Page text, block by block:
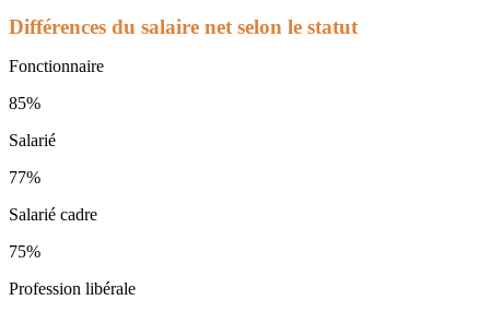
Différences du salaire net selon le statut
Fonctionnaire
85%
Salarié
77%
Salarié cadre
75%
Profession libérale